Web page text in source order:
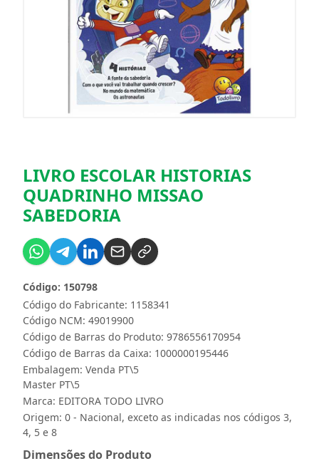
LIVRO ESCOLAR HISTORIAS
QUADRINHO MISSAO
SABEDORIA
Código do Fabricante: 1158341
Código: 150798
Código NCM: 49019900
Código de Barras do Produto: 9786556170954
Código de Barras da Caixa: 1000000195446
Embalagem: Venda PT\5
Master PT\5
Marca: EDITORA TODO LIVRO
Origem: 0 - Nacional, exceto as indicadas nos códigos 3,
4, 5 e 8
Dimensões do Produto